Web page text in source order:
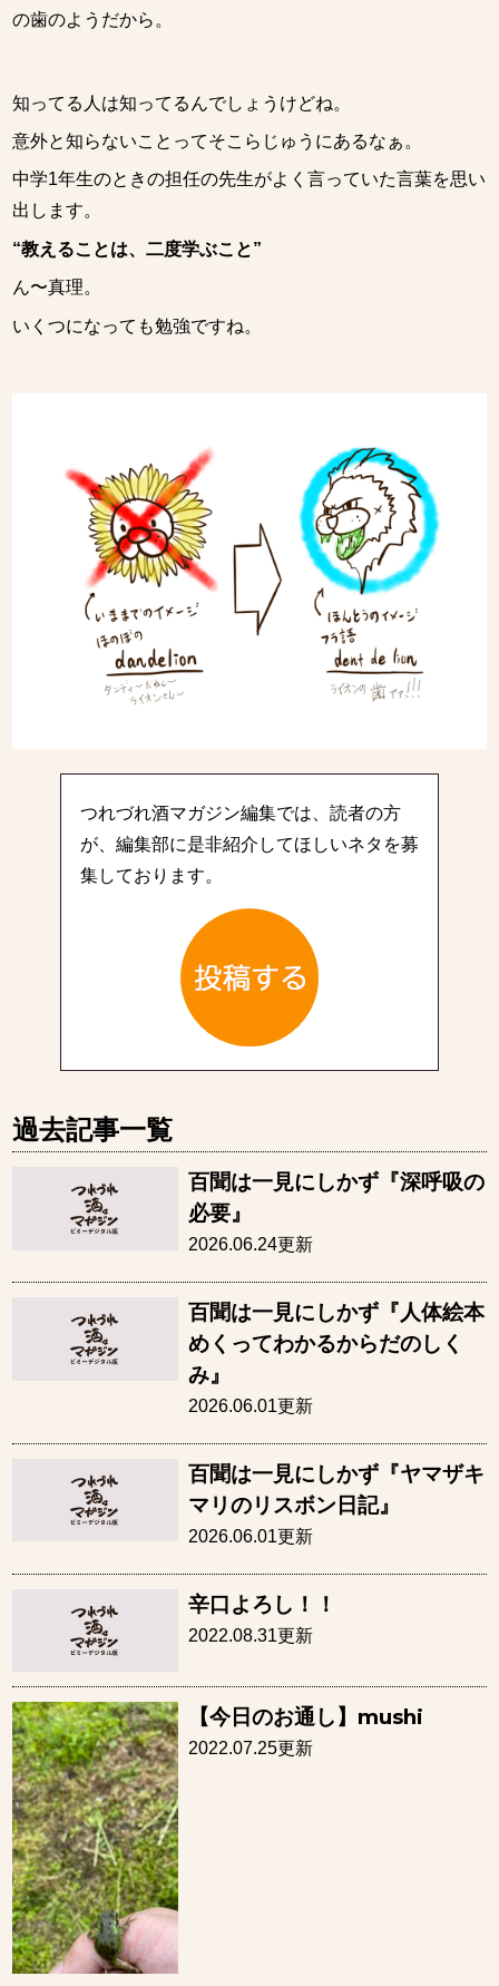
の歯のようだから。
知ってる人は知ってるんでしょうけどね。
意外と知らないことってそこらじゅうにあるなぁ。
中学1年生のときの担任の先生がよく言っていた言葉を思い
出します。
“教えることは、二度学ぶこと”
ん〜真理。
いくつになっても勉強ですね。
つれづれ酒マガジン編集では、読者の方
が、編集部に是非紹介してほしいネタを募
集しております。
過去記事一覧
百聞は一見にしかず『深呼吸の
必要』
2026.06.24更新
百聞は一見にしかず『人体絵本
めくってわかるからだのしく
み』
2026.06.01更新
百聞は一見にしかず『ヤマザキ
マリのリスボン日記』
2026.06.01更新
辛口よろし！！
2022.08.31更新
【今日のお通し】mushi
2022.07.25更新